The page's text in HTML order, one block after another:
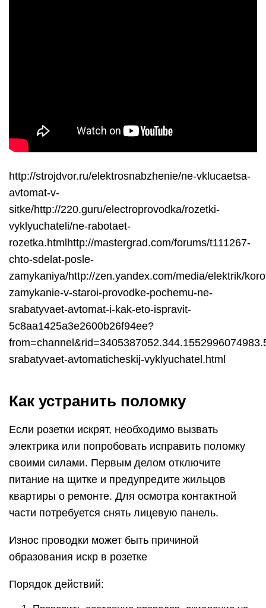
http://strojdvor.ru/elektrosnabzhenie/ne-vklucaetsa-
avtomat-v-
sitke/http://220.guru/electroprovodka/rozetki-
vyklyuchateli/ne-rabotaet-
rozetka.htmlhttp://mastergrad.com/forums/t111267-
chto-sdelat-posle-
zamykaniya/http://zen.yandex.com/media/elektrik/
zamykanie-v-staroi-provodke-pochemu-ne-
srabatyvaet-avtomat-i-kak-eto-ispravit-
5c8aa1425a3e2600b26f94ee?
srabatyvaet-avtomaticheskij-vyklyuchatel.html
Как устранить поломку
Если розетки искрят, необходимо вызвать
электрика или попробовать исправить поломку
своими силами. Первым делом отключите
питание на щитке и предупредите жильцов
квартиры о ремонте. Для осмотра контактной
части потребуется снять лицевую панель.
Износ проводки может быть причиной
образования искр в розетке
Порядок действий: